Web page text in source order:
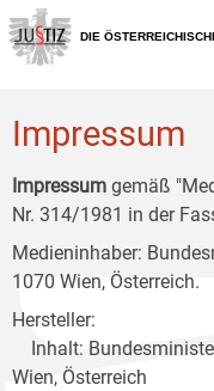
Zur
Hauptnavigation
[1]
Zum
Inhalt
[2]
Zum
Untermenü
[3]
DIE
Impressum
Impressum gemäß
Nr. 314/1981 in der
Medieninhaber:
1070 Wien, Österreich.
Hersteller:
Inhalt:
Wien, Österreich